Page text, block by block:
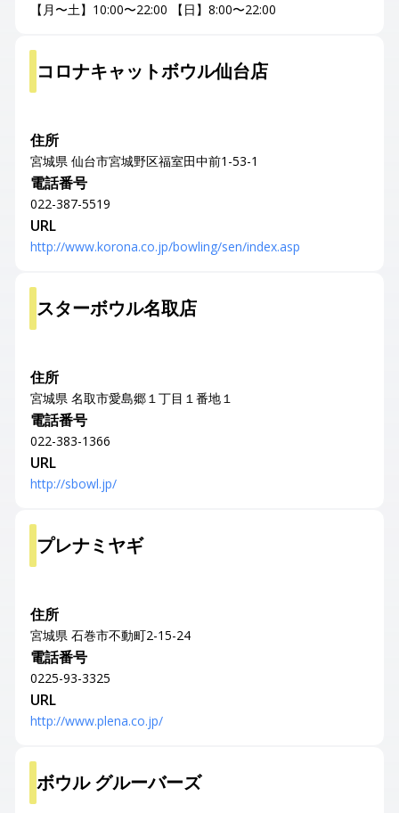
【月〜土】10:00〜22:00 【日】8:00〜22:00
コロナキャットボウル仙台店
住所
宮城県 仙台市宮城野区福室田中前1-53-1
電話番号
022-387-5519
URL
http://www.korona.co.jp/bowling/sen/index.asp
スターボウル名取店
住所
宮城県 名取市愛島郷１丁目１番地１
電話番号
022-383-1366
URL
http://sbowl.jp/
プレナミヤギ
住所
宮城県 石巻市不動町2-15-24
電話番号
0225-93-3325
URL
http://www.plena.co.jp/
ボウル グルーバーズ